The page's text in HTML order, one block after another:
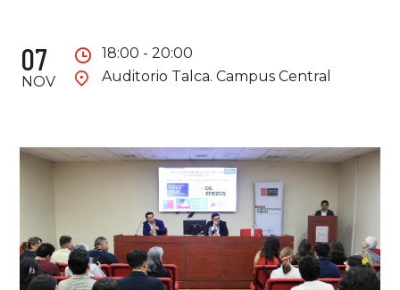
07
NOV
18:00 - 20:00
Auditorio Talca. Campus Central